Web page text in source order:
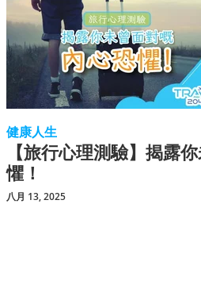
健康人生
【旅行心理測驗】揭露
懼！
八月 13, 2025